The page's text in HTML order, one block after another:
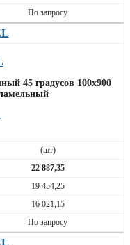
По запросу
45 градусов 100x900
(шт)
22 887,35
19 454,25
16 021,15
По запросу